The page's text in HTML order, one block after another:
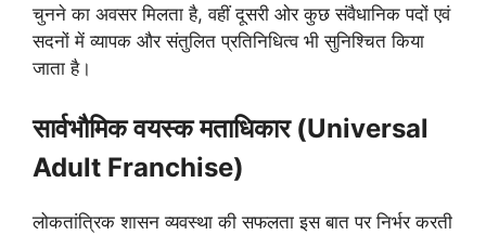
चुनने का अवसर मिलता है, वहीं दूसरी ओर कुछ संवैधानिक पदों एवं
सदनों में व्यापक और संतुलित प्रतिनिधित्व भी सुनिश्चित किया
जाता है।
सार्वभौमिक वयस्क मताधिकार (Universal
Adult Franchise)
लोकतांत्रिक शासन व्यवस्था की सफलता इस बात पर निर्भर करती